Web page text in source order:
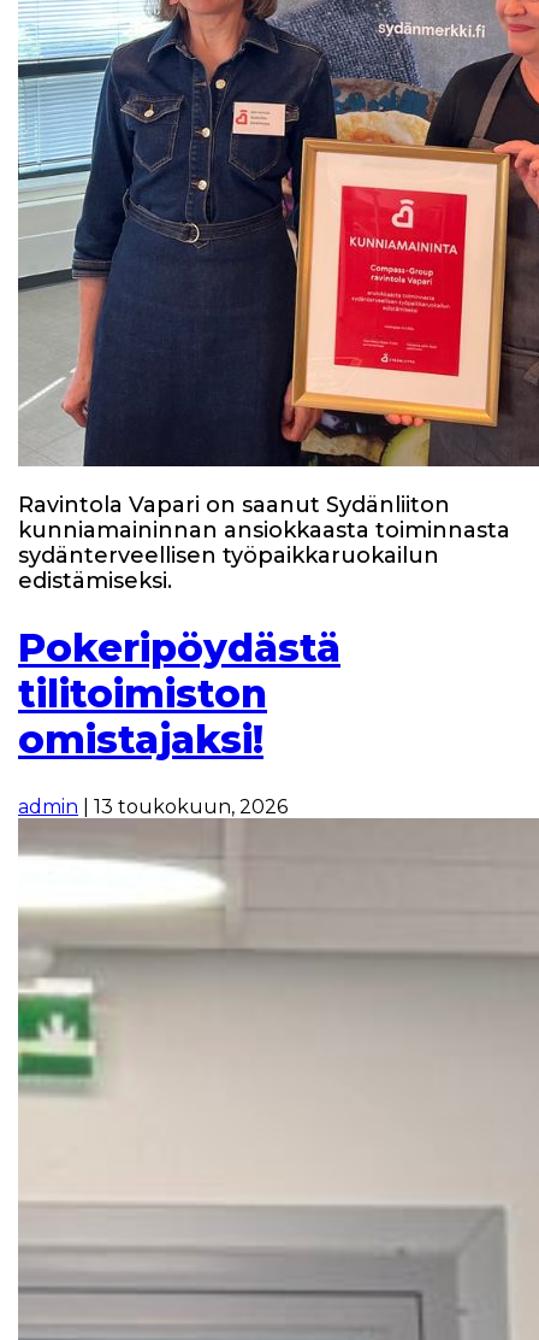
Ravintola Vapari on saanut Sydänliiton
kunniamaininnan ansiokkaasta toiminnasta
sydänterveellisen työpaikkaruokailun
edistämiseksi.
Pokeripöydästä
tilitoimiston
omistajaksi!
admin 13 toukokuun, 2026